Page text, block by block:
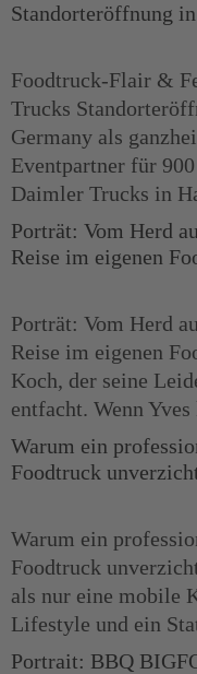
Standorteröffnung
Foodtruck-Flair &
Trucks
Germany als
Eventpartner für
Daimler Trucks in
Porträt: Vom Herd
Reise im eigenen
Porträt: Vom Herd
Reise im eigenen
Koch, der seine
entfacht. Wenn
Warum ein
Foodtruck
Warum ein
Foodtruck
als nur eine mobile
Lifestyle und ein
Portrait: BBQ